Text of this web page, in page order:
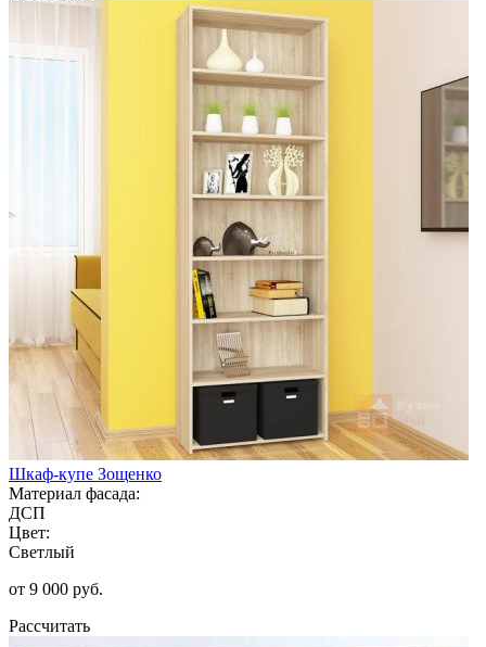
Шкаф-купе Зощенко
Материал фасада:
ДСП
Цвет:
Светлый
от 9 000 руб.
Рассчитать